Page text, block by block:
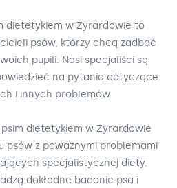
dietetykiem w Żyrardowie to
psów, którzy chcą zadbać
pupili. Nasi specjaliści są
na pytania dotyczące
i innych problemów
dietetykiem w Żyrardowie
psów z poważnymi problemami
specjalistycznej diety.
dokładne badanie psa i